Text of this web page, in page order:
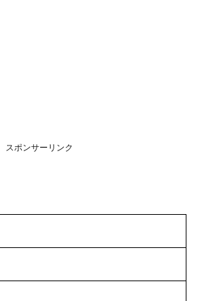
スポンサーリンク